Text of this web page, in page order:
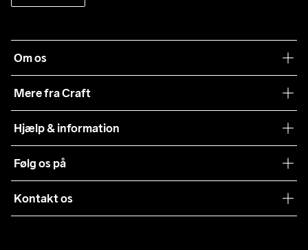
Om os
Mere fra Craft
Samarbejder
Presse
Sustainability
Hjælp & information
Levering
Kundeservice
Følg os på
Kontakt os